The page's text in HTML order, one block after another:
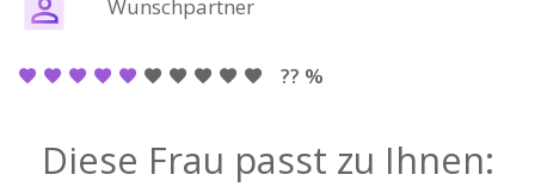
Wunschpartner
?? %
Diese Frau passt zu Ihnen: